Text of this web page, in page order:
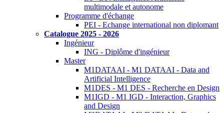
multimodale et autonome
Programme d'échange
PEI - Echange international non diplomant
Catalogue 2025 - 2026
Ingénieur
ING - Diplôme d'ingénieur
Master
M1DATAAI - M1 DATAAI - Data and
Artificial Intelligence
M1DES - M1 DES - Recherche en Design
M1IGD - M1 IGD - Interaction, Graphics
and Design